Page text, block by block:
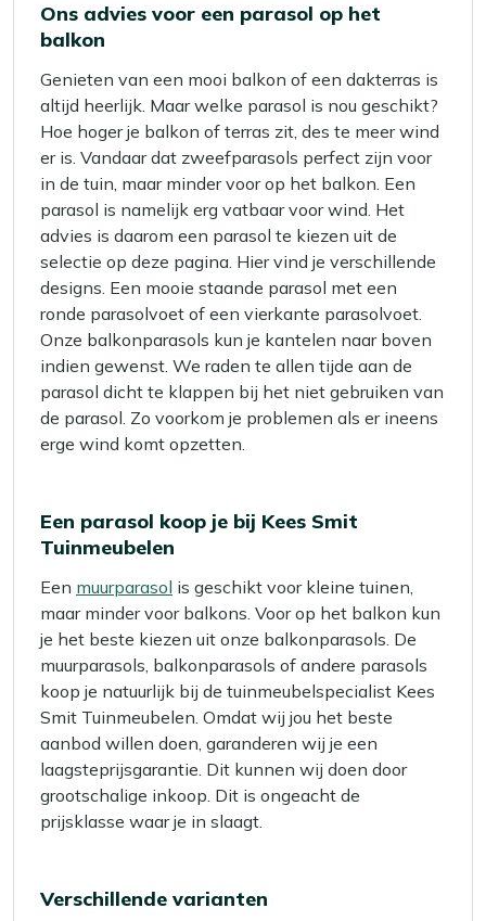
Ons advies voor een parasol op het
balkon
Genieten van een mooi balkon of een dakterras is
altijd heerlijk. Maar welke parasol is nou geschikt?
Hoe hoger je balkon of terras zit, des te meer wind
er is. Vandaar dat zweefparasols perfect zijn voor
in de tuin, maar minder voor op het balkon. Een
parasol is namelijk erg vatbaar voor wind. Het
advies is daarom een parasol te kiezen uit de
selectie op deze pagina. Hier vind je verschillende
designs. Een mooie staande parasol met een
ronde parasolvoet of een vierkante parasolvoet.
Onze balkonparasols kun je kantelen naar boven
indien gewenst. We raden te allen tijde aan de
parasol dicht te klappen bij het niet gebruiken van
de parasol. Zo voorkom je problemen als er ineens
erge wind komt opzetten.
Een parasol koop je bij Kees Smit
Tuinmeubelen
Een muurparasol is geschikt voor kleine tuinen,
maar minder voor balkons. Voor op het balkon kun
je het beste kiezen uit onze balkonparasols. De
muurparasols, balkonparasols of andere parasols
koop je natuurlijk bij de tuinmeubelspecialist Kees
Smit Tuinmeubelen. Omdat wij jou het beste
aanbod willen doen, garanderen wij je een
laagsteprijsgarantie. Dit kunnen wij doen door
grootschalige inkoop. Dit is ongeacht de
prijsklasse waar je in slaagt.
Verschillende varianten